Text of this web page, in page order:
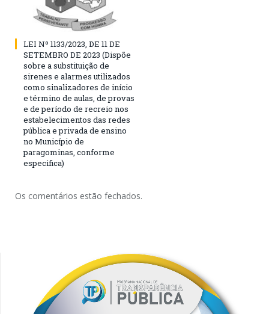
LEI Nº 1133/2023, DE 11 DE
SETEMBRO DE 2023 (Dispõe
sobre a substituição de
sirenes e alarmes utilizados
como sinalizadores de início
e término de aulas, de provas
e de período de recreio nos
estabelecimentos das redes
pública e privada de ensino
no Município de
paragominas, conforme
especifica)
Os comentários estão fechados.